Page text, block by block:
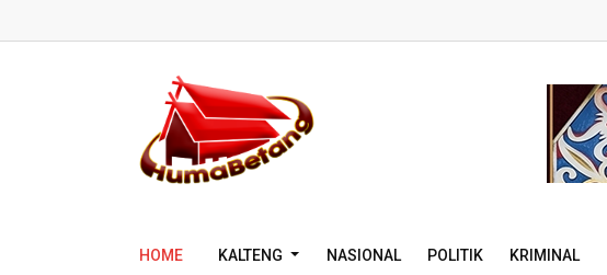
HOME KALTENG NASIONAL POLITIK KRIMINAL